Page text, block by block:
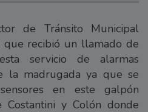
de Tránsito Municipal
que recibió un llamado de
servicio de alarmas
madrugada ya que se
en este galpón
Costantini y Colón donde